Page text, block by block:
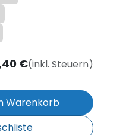
Warenkorb
€(inkl. Steuern)